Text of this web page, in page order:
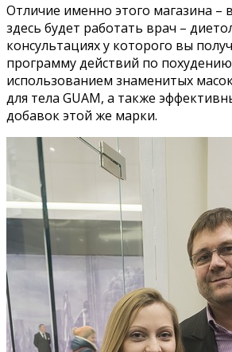
Отличие именно этого магазина –
здесь будет работать врач –
консультациях у которого вы
программу действий по
использованием знаменитых
для тела GUAM, а также
добавок этой же марки.